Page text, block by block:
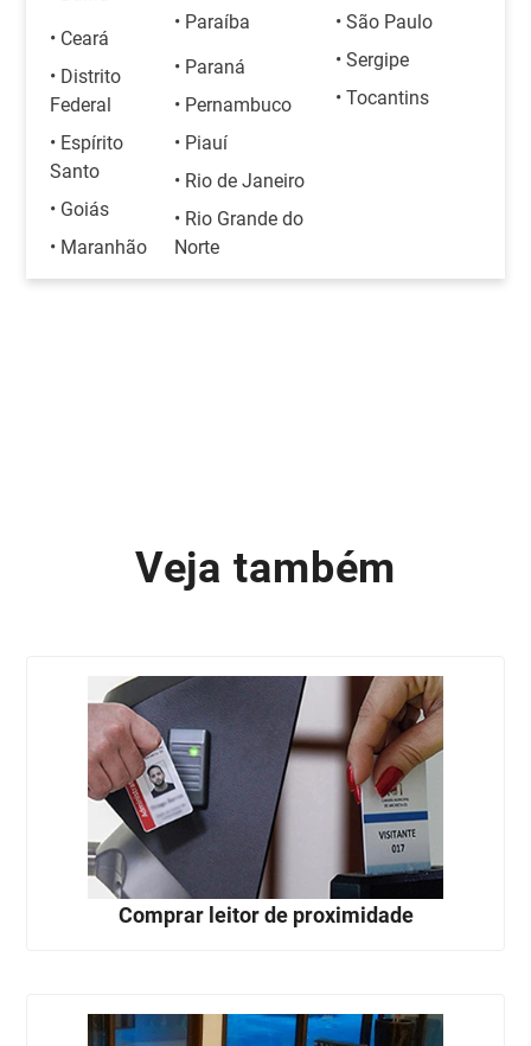
• Ceará
• Distrito
Federal
• Espírito
Santo
• Goiás
• Maranhão
• Paraíba
• Paraná
• Pernambuco
• Piauí
• Rio de Janeiro
• Rio Grande do
Norte
• São Paulo
• Sergipe
• Tocantins
Veja também
Comprar leitor de proximidade